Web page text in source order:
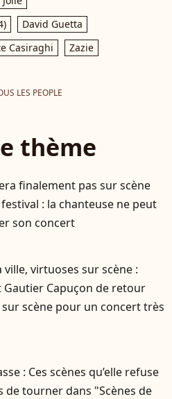
David Guetta
Casiraghi
Zazie
LES PEOPLE
thème
finalement pas sur scène
: la chanteuse ne peut
son concert
ville, virtuoses sur scène :
Gautier Capuçon de retour
scène pour un concert très
: Ces scènes qu’elle refuse
de tourner dans "Scènes de